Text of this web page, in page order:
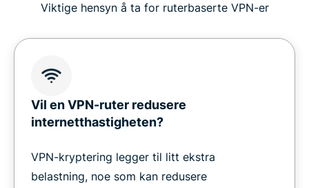
Viktige hensyn å ta for ruterbaserte VPN-er
Vil en VPN-ruter redusere
internetthastigheten?
VPN-kryptering legger til litt ekstra
belastning, noe som kan redusere